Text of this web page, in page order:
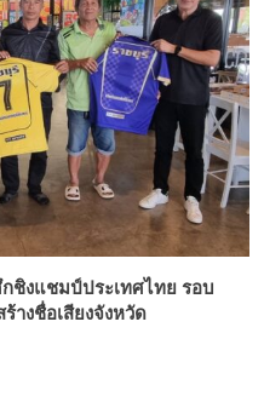
ชิงแชมป์ประเทศไทย รอบ
างชื่อเสียงจังหวัด